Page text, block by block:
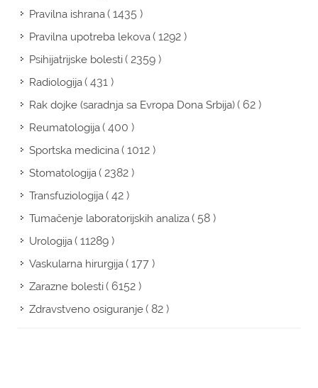
Pravilna ishrana( 1435 )
Pravilna upotreba lekova( 1292 )
Psihijatrijske bolesti( 2359 )
Radiologija( 431 )
Rak dojke (saradnja sa Evropa Dona Srbija)( 62 )
Reumatologija( 400 )
Sportska medicina( 1012 )
Stomatologija( 2382 )
Transfuziologija( 42 )
Tumačenje laboratorijskih analiza( 58 )
Urologija( 11289 )
Vaskularna hirurgija( 177 )
Zarazne bolesti( 6152 )
Zdravstveno osiguranje( 82 )